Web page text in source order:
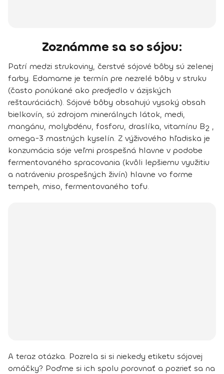
Zoznámme sa so sójou:
Patrí medzi strukoviny, čerstvé sójové bôby sú zelenej
farby. Edamame je termín pre nezrelé bôby v struku
(často ponúkané ako predjedlo v ázijských
reštauráciách). Sójové bôby obsahujú vysoký obsah
bielkovín, sú zdrojom minerálnych látok, medi,
mangánu, molybdénu, fosforu, draslíka, vitamínu B2 ,
omega-3 mastných kyselín. Z výživového hľadiska je
konzumácia sóje veľmi prospešná hlavne v podobe
fermentovaného spracovania (kvôli lepšiemu využitiu
a natráveniu prospešných živín) hlavne vo forme
tempeh, miso, fermentovaného tofu.
A teraz otázka. Pozrela si si niekedy etiketu sójovej
omáčky? Poďme si ich spolu porovnať a pozrieť sa na